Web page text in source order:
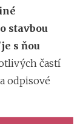
stavbou
s ňou
častí
odpisové